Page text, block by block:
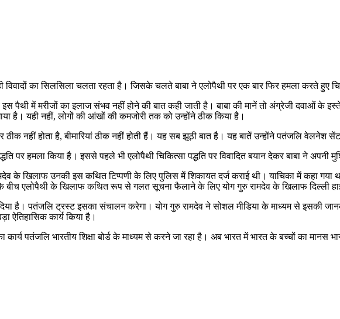
विवादों का सिलसिला चलता रहता है। जिसके चलते बाबा ने एलोपैथी पर एक बार फिर हमला करते हुए
पैथी में मरीजों का इलाज संभव नहीं होने की बात कही जाती है। बाबा की मानें तो अंग्रेजी दवाओं के
है। यही नहीं, लोगों की आंखों की कमजोरी तक को उन्होंने ठीक किया है।
नहीं होता है, बीमारियां ठीक नहीं होती हैं। यह सब झूठी बात है। यह बातें उन्होंने पतंजलि वेलनेश
पर हमला किया है। इससे पहले भी एलोपैथी चिकित्सा पद्धति पर विवादित बयान देकर बाबा ने अपनी
के खिलाफ उनकी इस कथित टिप्पणी के लिए पुलिस में शिकायत दर्ज कराई थी। याचिका में कहा गया
बीच एलोपैथी के खिलाफ कथित रूप से गलत सूचना फैलाने के लिए योग गुरु रामदेव के खिलाफ दिल्ली
है। पतंजलि ट्रस्ट इसका संचालन करेगा। योग गुरु रामदेव ने सोशल मीडिया के माध्यम से इसकी
ऐतिहासिक कार्य किया है।
पतंजलि भारतीय शिक्षा बोर्ड के माध्यम से करने जा रहा है। अब भारत में भारत के बच्चों का मानस